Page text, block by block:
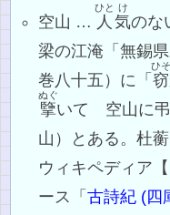
空山 … 人
ひと
気
け
のな
梁の江淹「無錫
巻八十五）に「窃
ひそ
擥
ぬぐ
いて 空山に弔
山）とある。杜
ウィキペディア【
ース「古詩紀 (四